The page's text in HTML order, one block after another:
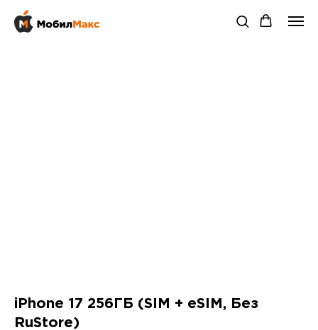
iPhone 17 256ГБ (SIM + eSIM, Без
RuStore)